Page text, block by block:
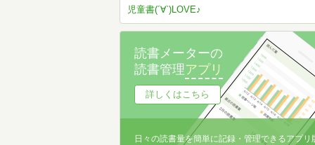
児童書(´∀`)LOVE♪
読書メーターの
読書管理アプリ
詳しくはこちら
日々の読書量を簡単に記録・管理できるアプリ